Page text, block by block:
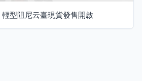
型阻尼云臺現貨發售開啟